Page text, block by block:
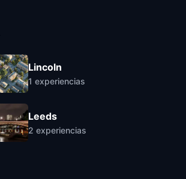
Lincoln
1 experiencias
Leeds
2 experiencias